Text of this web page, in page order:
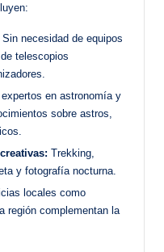
Sin necesidad de equipos
telescopios
expertos en astronomía y
sobre astros,
Trekking,
y fotografía nocturna.
locales como
región complementan la